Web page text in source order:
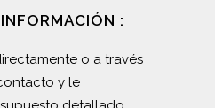
:
o a través
y le